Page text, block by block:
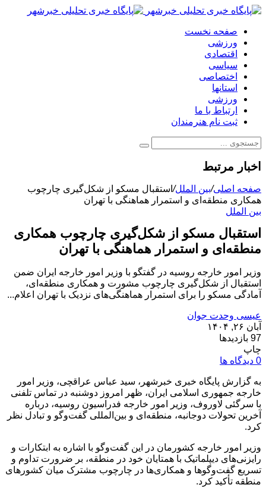
صفحه نخست
ورزشی
اقتصادی
سیاسی
اختصاصی
استانها
ورزشی
ارتباط با ما
ثبت نام هنرمندان
اخبار مرتبط
صفحه اصلی/بین الملل/استقبال مسکو از شکل‌گیری چارچوب
همکاری منطقه‌ای و استمرار هماهنگی با تهران
بین الملل
استقبال مسکو از شکل‌گیری چارچوب همکاری
منطقه‌ای و استمرار هماهنگی با تهران
وزیر امور خارجه روسیه در گفتگو با وزیر امور خارجه ایران ضمن
استقبال از شکل‌گیری چارچوب‌ مشورت و همکاری‌ منطقه‌ای،
آمادگی مسکو را برای استمرار هماهنگی‌های نزدیک با تهران اعلام...
عیسی وحدت جوان
آبان ۲۶, ۱۴۰۴
97 بازدیدها
چاپ
0 دیدگاه ها
به گزارش پایگاه خبری خبرشهر، سید عباس عراقچی، وزیر امور
خارجه جمهوری اسلامی ایران، ظهر امروز دوشنبه در تماس تلفنی
با سرگئی لاوروف، وزیر امور خارجه فدراسیون روسیه، درباره
آخرین تحولات دوجانبه، منطقه‌ای و بین‌المللی گفت‌وگو و تبادل نظر
کرد.
وزیر امور خارجه کشورمان در این گفت‌وگو با اشاره به ابتکارات و
رایزنی‌های دیپلماتیک با همتایان خود در منطقه، بر ضرورت تداوم و
تسریع گفت‌وگوها و همکاری‌ها در چارچوب مشترک میان کشورهای
منطقه تأکید کرد.